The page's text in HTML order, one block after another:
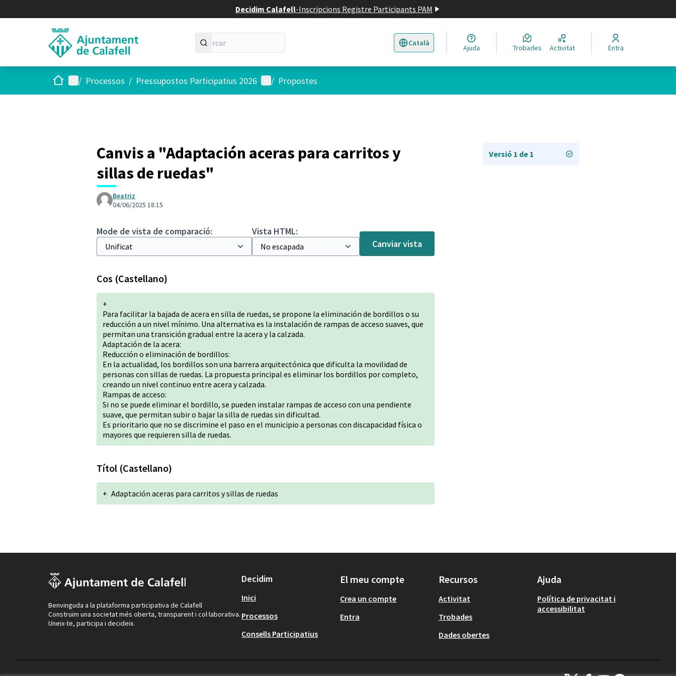
Decidim Calafell-Inscripcions Registre Participants PAM
Català
Triar la llengua Elegir el idioma
Ajuda Trobades Activitat Entra
Inici Menú principal
/ Processos / Pressupostos Participatius 2026 Menú d'usuari
/ Propostes
Canvis a "Adaptación aceras para carritos y
sillas de ruedas"
Beatriz
04/06/2025 18:15
Mode de vista de comparació:
Vista HTML:
Canviar vista
Cos (Castellano)
+
Para facilitar la bajada de acera en silla de ruedas, se propone la eliminación de bordillos o su
reducción a un nivel mínimo. Una alternativa es la instalación de rampas de acceso suaves, que
permitan una transición gradual entre la acera y la calzada.
Adaptación de la acera:
Reducción o eliminación de bordillos:
En la actualidad, los bordillos son una barrera arquitectónica que dificulta la movilidad de
personas con sillas de ruedas. La propuesta principal es eliminar los bordillos por completo,
creando un nivel continuo entre acera y calzada.
Rampas de acceso:
Si no se puede eliminar el bordillo, se pueden instalar rampas de acceso con una pendiente
suave, que permitan subir o bajar la silla de ruedas sin dificultad.
Es prioritario que no se discrimine el paso en el municipio a personas con discapacidad física o
mayores que requieren silla de ruedas.
Títol (Castellano)
+ Adaptación aceras para carritos y sillas de ruedas
Versió 1 de 1
Benvinguda a la plataforma participativa de Calafell
Construïm una societat més oberta, transparent i col·laborativa.
Uneix-te, participa i decideix.
Decidim
Inici
Processos
Consells Participatius
El meu compte
Crea un compte
Entra
Recursos
Activitat
Trobades
Dades obertes
Ajuda
Política de privacitat i
accessibilitat